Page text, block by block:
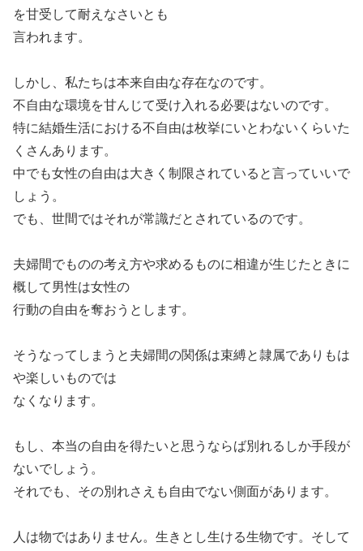
を甘受して耐えなさいとも
言われます。
しかし、私たちは本来自由な存在なのです。
不自由な環境を甘んじて受け入れる必要はないのです。
特に結婚生活における不自由は枚挙にいとわないくらいた
くさんあります。
中でも女性の自由は大きく制限されていると言っていいで
しょう。
でも、世間ではそれが常識だとされているのです。
夫婦間でものの考え方や求めるものに相違が生じたときに
概して男性は女性の
行動の自由を奪おうとします。
そうなってしまうと夫婦間の関係は束縛と隷属でありもは
や楽しいものでは
なくなります。
もし、本当の自由を得たいと思うならば別れるしか手段が
ないでしょう。
それでも、その別れさえも自由でない側面があります。
人は物ではありません。生きとし生ける生物です。そして